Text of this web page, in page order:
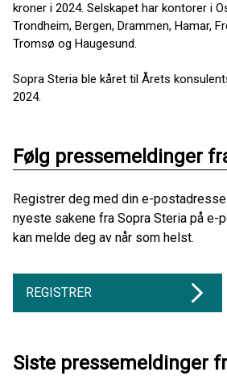
kroner i 2024. Selskapet har kontorer i
Trondheim, Bergen, Drammen, Hamar,
Tromsø og Haugesund.
Sopra Steria ble kåret til Årets
2024.
Følg pressemeldinger
Registrer deg med din e-
nyeste sakene fra Sopra Steria på e-
kan melde deg av når som helst.
REGISTRER
Siste pressemeldinger